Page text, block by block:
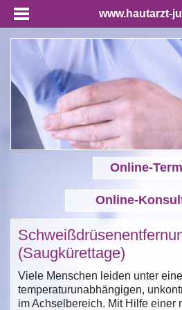
www.hautarzt-
Online-
Online-
(Saugkürettage)
Viele Menschen leiden unter
temperaturunabhängigen,
im Achselbereich. Mit Hilfe einer